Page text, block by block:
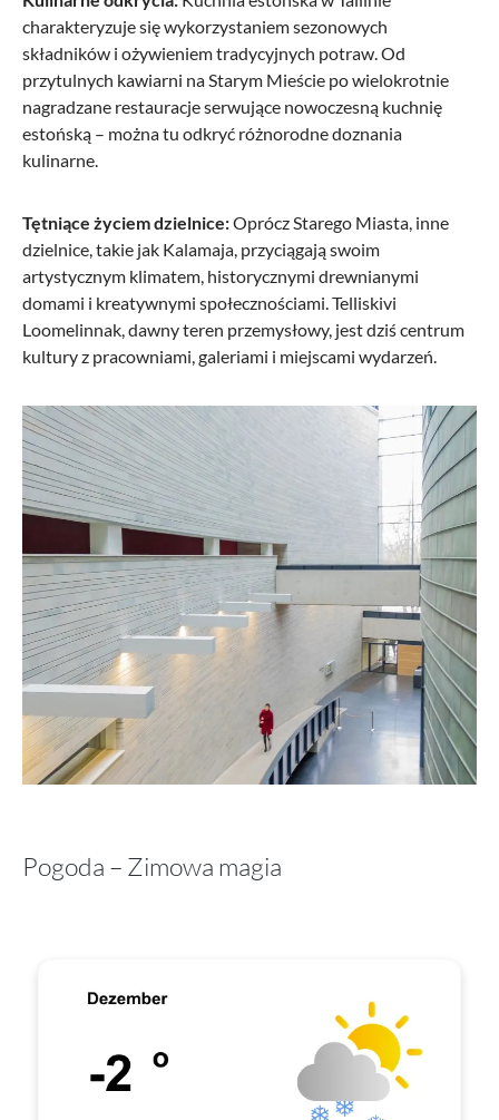
charakteryzuje się wykorzystaniem sezonowych
składników i ożywieniem tradycyjnych potraw. Od
przytulnych kawiarni na Starym Mieście po wielokrotnie
nagradzane restauracje serwujące nowoczesną kuchnię
estońską – można tu odkryć różnorodne doznania
kulinarne.
Tętniące życiem dzielnice:Oprócz Starego Miasta, inne
dzielnice, takie jak Kalamaja, przyciągają swoim
artystycznym klimatem, historycznymi drewnianymi
domami i kreatywnymi społecznościami. Telliskivi
Loomelinnak, dawny teren przemysłowy, jest dziś centrum
kultury z pracowniami, galeriami i miejscami wydarzeń.
Pogoda – Zimowa magia